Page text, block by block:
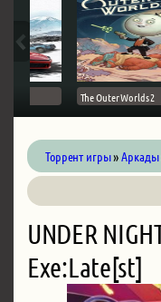
The Outer Worlds 2
Торрент игры»Аркады
UNDER
Exe:Late[st]